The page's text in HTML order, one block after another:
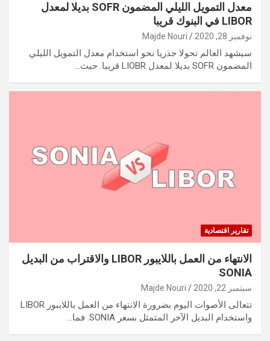
معدل التمويل الليلي المضمون SOFR بديلا لمعدل
LIBOR في البنوك قريبا
نوفمبر 28, 2020 Majde Nouri
سيشهد العالم تحولا جذريا نحو استخدام معدل التمويل الليلي
المضمون SOFR بديلا لمعدل LIOBR قريبا. حيث…
تقارير اقتصادية
الانتهاء من العمل باللايبور LIBOR والاقتراب من البديل
SONIA
سبتمبر 22, 2020 Majde Nouri
تتعالى الأصوات اليوم بضرورة الانتهاء من العمل باللايبور LIBOR
واستخدام البديل الآخر المتمثل بسعر SONIA. فما…